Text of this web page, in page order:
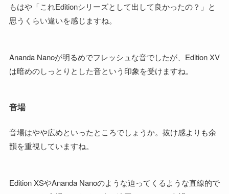
もはや「これEditionシリーズとして出して良かったの？」と
思うくらい違いを感じますね。
Ananda Nanoが明るめでフレッシュな音でしたが、Edition XV
は暗めのしっとりとした音という印象を受けますね。
音場
音場はやや広めといったところでしょうか。抜け感よりも余
韻を重視していますね。
Edition XSやAnanda Nanoのような迫ってくるような直線的で